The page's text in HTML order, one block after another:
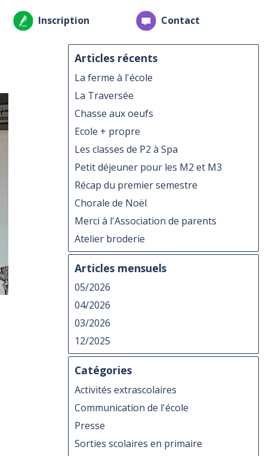
Inscription Contact
Articles récents
La ferme à l'école
La Traversée
Chasse aux oeufs
Ecole + propre
Les classes de P2 à Spa
Petit déjeuner pour les M2 et M3
Récap du premier semestre
Chorale de Noël
Merci à l'Association de parents
Atelier broderie
Articles mensuels
05/2026
04/2026
03/2026
12/2025
Catégories
Activités extrascolaires
Communication de l'école
Presse
Sorties scolaires en primaire